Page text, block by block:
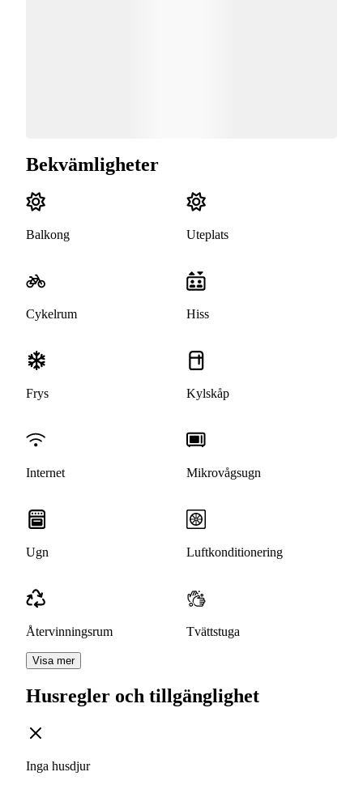
Bekvämligheter
Balkong Uteplats
Cykelrum Hiss
Frys Kylskåp
Internet Mikrovågsugn
Ugn Luftkonditionering
Återvinningsrum Tvättstuga
Visa mer
Husregler och tillgänglighet
Inga husdjur